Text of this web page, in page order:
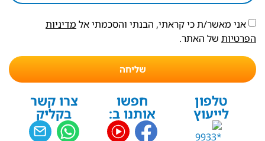
אני מאשר/ת כי קראתי, הבנתי והסכמתי אל מדיניות
הפרטיות של האתר.
שליחה
טלפון
לייעוץ
חפשו
אותנו ב:
צרו קשר
בקליק